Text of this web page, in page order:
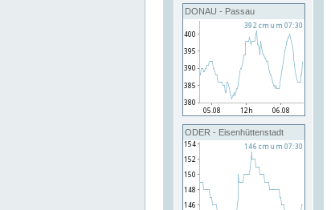
DONAU - Passau
ODER - Eisenhüttenstadt